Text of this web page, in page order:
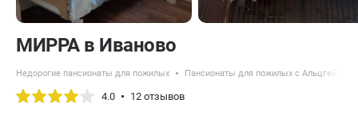
МИРРА в Иваново
Недорогие пансионаты для пожилых Пансионаты для пожилых с
4.0 12 отзывов